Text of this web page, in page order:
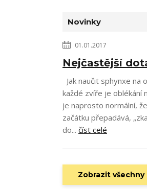
Novinky
01.01.2017
Nejčastější
Jak naučit sphynxe na
každé zvíře je oblékání
je naprosto normální,
začátku přepadává,
do... číst celé
Zobrazit všechny